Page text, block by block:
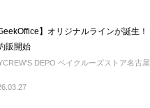
GeekOffice】オリジナルラインが誕生！
販開始
DEPO ベイクルーズストア名古屋